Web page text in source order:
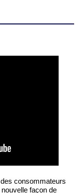
consommateurs
façon de